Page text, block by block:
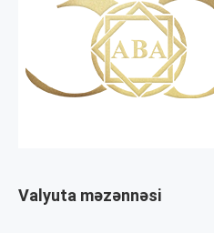
Valyuta məzənnəsi